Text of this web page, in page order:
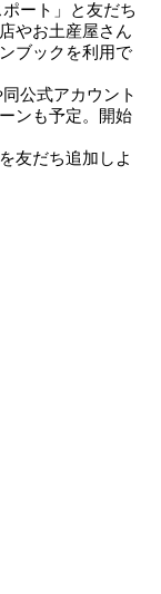
ート」と友だち
やお土産屋さん
ブックを利用で
公式アカウント
ンも予定。開始
友だち追加しよ